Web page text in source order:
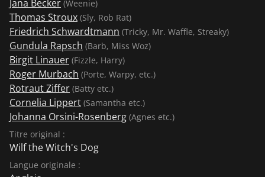
Jana Becker (Weenie)
Thomas Stroux (Sly, Rob Rat)
Friedrich Schwardtmann (Tricky, Mr. Waffle, Streaky)
Gundula Rapsch (Barb, Miss Woz)
Birgit Linauer (Fizzle, Harry)
Roger Murbach (Porte, Warpy, etc.)
Rotraut Ziffer (Batty etc.)
Cornelia Lippert (Samantha etc.)
Johanna Orsini-Rosenberg (Agnes etc.)
Titre original :
Wilf the Witch's Dog
Langue originale :